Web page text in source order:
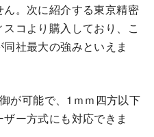
。次に紹介する東京精密
コより購入しており、こ
社最大の強みといえま
が可能で、1ｍｍ四方以下
ー方式にも対応できま